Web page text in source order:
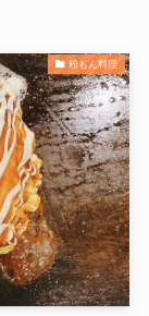
粉もん料理